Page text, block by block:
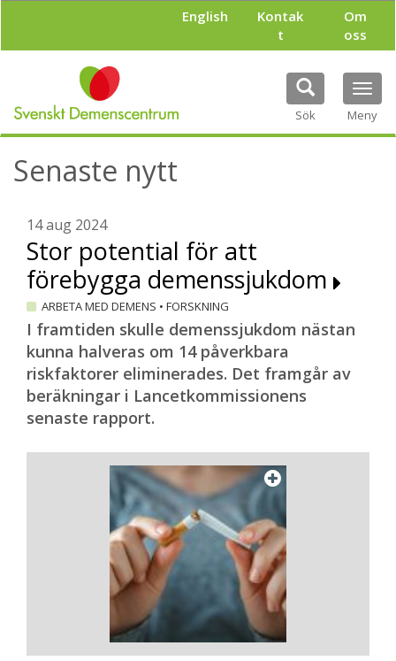
l
English
Kontak
t
Om
oss
Sök Meny
Senaste nytt
14 aug 2024
Stor potential för att
förebygga demenssjukdom
ARBETA MED DEMENS • FORSKNING
I framtiden skulle demenssjukdom nästan
kunna halveras om 14 påverkbara
riskfaktorer eliminerades. Det framgår av
beräkningar i Lancetkommissionens
senaste rapport.